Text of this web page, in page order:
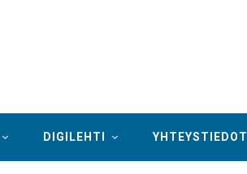
DIGILEHTI YHTEYSTIEDOT